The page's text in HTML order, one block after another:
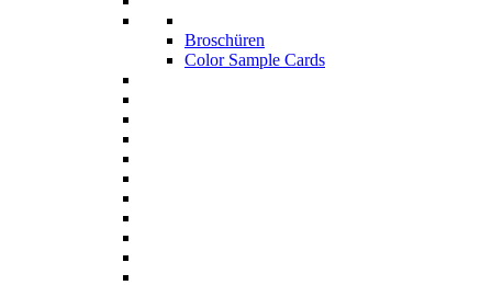
Broschüren
Color Sample Cards